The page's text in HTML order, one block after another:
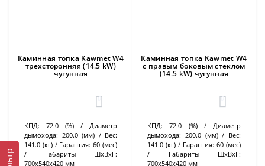
Каминная топка Kawmet W4
трехсторонняя (14.5 kW)
чугунная
0
КПД: 72.0 (%)
Диаметр
дымохода: 200.0 (мм)
Вес:
141.0 (кг)
Гарантия: 60 (мес)
Габариты ШхВхГ:
700х540х420 мм
Каминная топка Kawmet W4
с правым боковым стеклом
(14.5 kW) чугунная
0
КПД: 72.0 (%)
Диаметр
дымохода: 200.0 (мм)
Вес:
141.0 (кг)
Гарантия: 60 (мес)
Габариты ШхВхГ:
700х540х420 мм